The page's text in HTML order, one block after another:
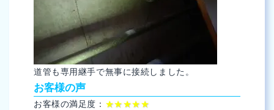
道管も専用継手で無事に接続しました。
お客様の声
お客様の満足度： ★★★★★